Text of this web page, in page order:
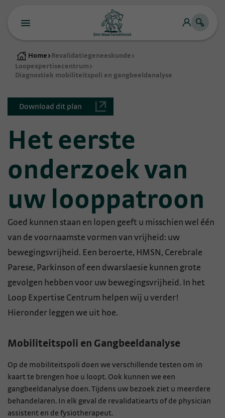
Home > Revalidatiegeneeskunde >
Loopexpertisecentrum >
Diagnostiek mobiliteitspoli en gangbeeldanalyse
Download dit plan
Het eerste
onderzoek van
uw looppatroon
Goed kunnen staan en lopen geeft u misschien wel één
van de voornaamste vormen van vrijheid: uw
bewegingsvrijheid. Een beroerte, HMSN, Cerebrale
Parese, Parkinson of een dwarslaesie kunnen grote
gevolgen hebben voor uw bewegingsvrijheid. In het
Loop Expertise Centrum helpen wij u verder!
Hieronder leggen we uit hoe.
Mobiliteitspoli en Gangbeeldanalyse
Op de mobiliteitspoli doen we verschillende testen om in
kaart te brengen hoe u loopt. Ook kunnen we een
gangbeeldanalyse doen. Tijdens uw bezoek ziet u meerdere
behandelaren. In elk geval de revalidatiearts of de physician
assistent en de fysiotherapeut.